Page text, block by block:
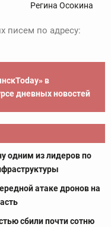
Регина Осокина
писем по адресу:
в
дневных новостей
одним из лидеров по
атаке дронов на
сбили почти сотню